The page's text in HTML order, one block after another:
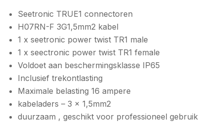
Seetronic TRUE1 connectoren
H07RN-F 3G1,5mm2 kabel
1 x seetronic power twist TR1 male
1 x seectronic power twist TR1 female
Voldoet aan beschermingsklasse IP65
Inclusief trekontlasting
Maximale belasting 16 ampere
kabeladers – 3 x 1,5mm2
duurzaam , geschikt voor professioneel gebruik